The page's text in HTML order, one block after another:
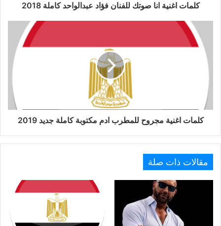
كلمات اغنية انا صوتك للفنان فؤاد عبدالواحد كاملة 2018
كلمات اغنية مجروح للمطرب ادم مكتوبة كاملة جديد 2019
مقالات ذات صلة